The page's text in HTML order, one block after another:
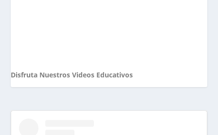
Disfruta Nuestros Videos Educativos